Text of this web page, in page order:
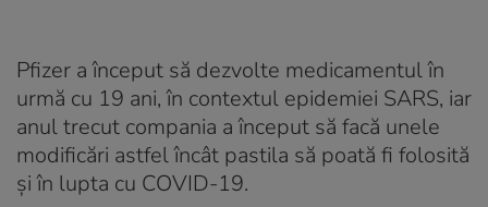
Pfizer a început să dezvolte medicamentul în
urmă cu 19 ani, în contextul epidemiei SARS, iar
anul trecut compania a început să facă unele
modificări astfel încât pastila să poată fi folosită
și în lupta cu COVID-19.